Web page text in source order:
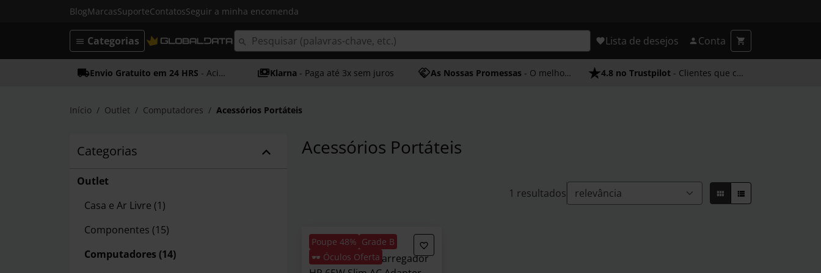
BlogMarcasSuporteContatosSeguir a minha encomenda
Lista de desejos Conta
Categorias
Envio Gratuito em 24 HRS - Acima dos 50€ Klarna - Paga até 3x sem juros As Nossas Promessas - O melhor atendimento 4.8 no Trustpilot - Clientes que confiam em nós
Início Outlet Computadores Acessórios Portáteis
Categorias
Outlet
Casa e Ar Livre (1)
Componentes (15)
Computadores (14)
Acessórios Portáteis
1 resultados
Poupe 48%
Grade B
🕶️ Óculos Oferta
** B Grade ** Carregador